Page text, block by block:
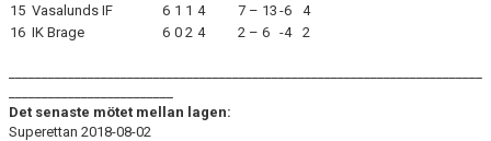
15 Vasalunds IF 6 1 1 4 7 – 13 -6
4
16 IK Brage 6 0 2 4 2 – 6 -4 2
Det senaste mötet mellan lagen:
Superettan 2018-08-02